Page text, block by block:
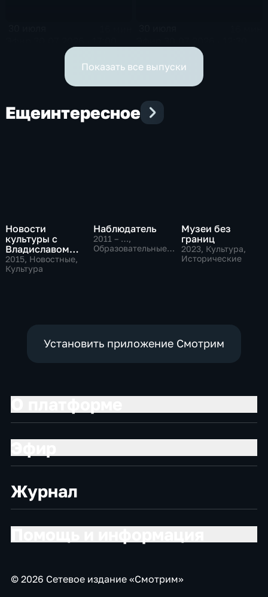
Показать все выпуски
Ещеинтересное
Новости
культуры с
Владиславом
Флярковским
2015, Новостные,
Культура
Наблюдатель
2011 – …,
Образовательные,
Музеи без
границ
2023, Культура,
Исторические
Установить приложение Смотрим
Журнал
© 2026 Сетевое издание «Смотрим»